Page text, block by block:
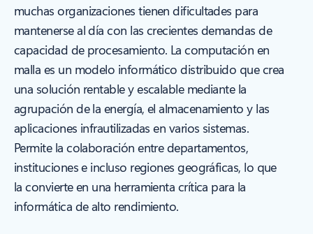
muchas organizaciones tienen dificultades para
mantenerse al día con las crecientes demandas de
capacidad de procesamiento. La computación en
malla es un modelo informático distribuido que crea
una solución rentable y escalable mediante la
agrupación de la energía, el almacenamiento y las
aplicaciones infrautilizadas en varios sistemas.
Permite la colaboración entre departamentos,
instituciones e incluso regiones geográficas, lo que
la convierte en una herramienta crítica para la
informática de alto rendimiento.